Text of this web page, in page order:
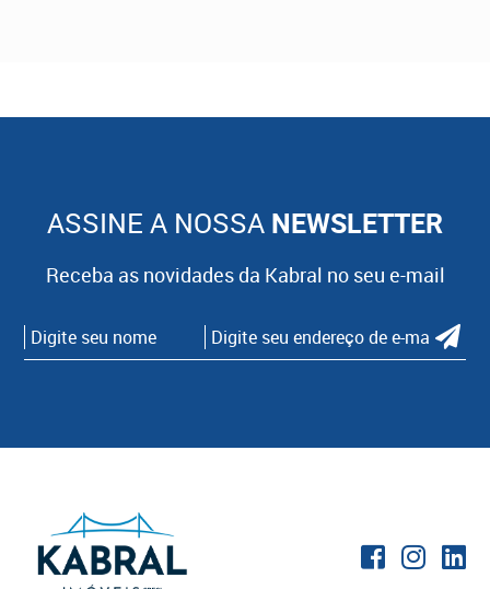
ASSINE A NOSSA NEWSLETTER
Receba as novidades da Kabral no seu e-mail